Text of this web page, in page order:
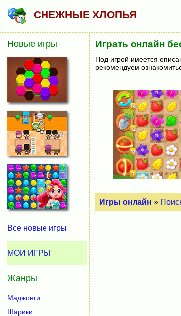
СНЕЖНЫЕ ХЛОПЬЯ
Играть онлайн
Под игрой имеется
рекомендуем
Игры онлайн »
Новые игры
Все новые игры
МОИ ИГРЫ
Жанры
Маджонги
Шарики